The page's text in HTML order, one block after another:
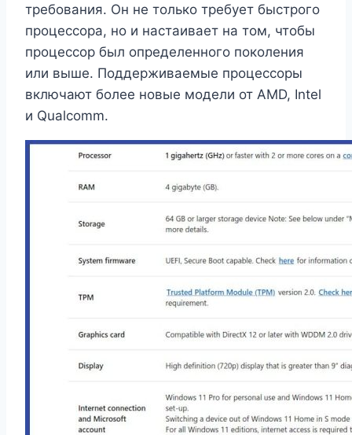
требования. Он не только требует быстрого
процессора, но и настаивает на том, чтобы
процессор был определенного поколения
или выше. Поддерживаемые процессоры
включают более новые модели от AMD, Intel
и Qualcomm.